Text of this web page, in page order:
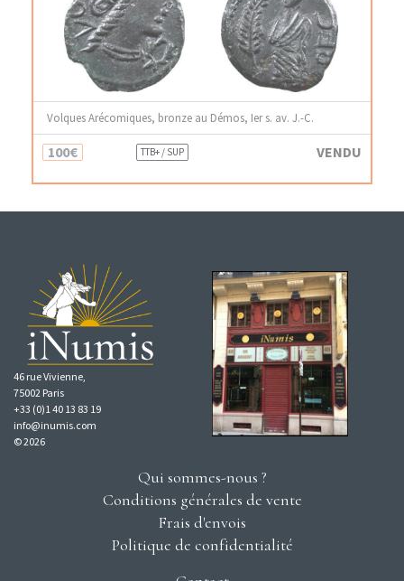
Volques Arécomiques, bronze au Démos, Ier s. av. J.-C.
100€ TTB+ / SUP VENDU
46 rue Vivienne,
75002 Paris
+33 (0)1 40 13 83 19
info@inumis.com
© 2026
Qui sommes-nous ?
Conditions générales de vente
Frais d'envois
Politique de confidentialité